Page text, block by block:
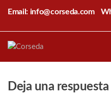
contenido
Email: info@corseda.com
sericultura
Deja una respuesta